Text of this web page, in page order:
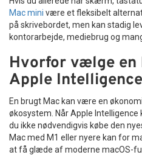
Mac mini være et fleksibelt
på skrivebordet, men kan stadig
kontorarbejde, mediebrug og
Hvorfor vælge en
Apple
En brugt Mac kan være en
økosystem. Når Apple
du ikke nødvendigvis købe den
Mac med M1 eller nyere kan for
at få glæde af moderne macOS-